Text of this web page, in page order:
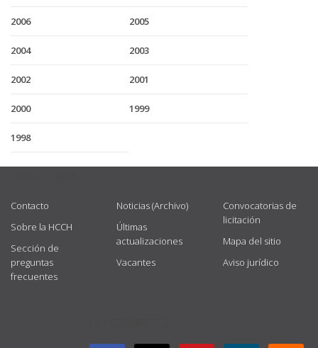
2006 2005
2004 2003
2002 2001
2000 1999
1998
Contacto
Sobre la HCCH
Sección de
preguntas
frecuentes
Noticias (Archivo)
Últimas
actualizaciones
Vacantes
Convocatorias de
licitación
Mapa del sitio
Aviso jurídico